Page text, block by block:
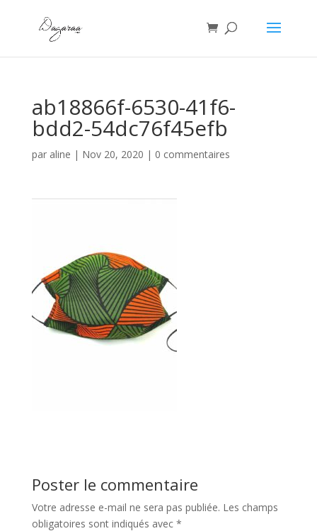
ab18866f-6530-41f6-
bdd2-54dc76f45efb
par aline | Nov 20, 2020 | 0 commentaires
Poster le commentaire
Votre adresse e-mail ne sera pas publiée. Les champs
obligatoires sont indiqués avec *